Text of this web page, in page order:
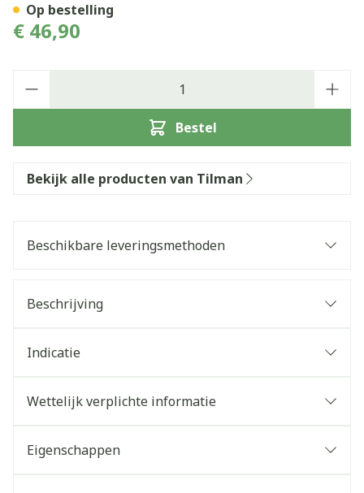
€ 46,90
Bestel
Op bestelling
Bekijk alle producten van Tilman
Beschikbare leveringsmethoden
Beschrijving
Indicatie
Wettelijk verplichte informatie
Eigenschappen